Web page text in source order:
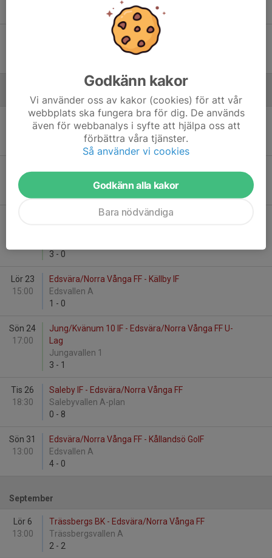
Edsvära/Norra Vånga FF U-Lag - Södra Härene IF
Holmavallen, Norra Vånga
Augusti
Mån 11
19:00
Edsvära/Norra Vånga FF - Lundsbrunns IF
Edsvallen A
13:00
Degeberg IP A-plan
Edsvära/Norra Vånga FF U-Lag -
3 - 0
Lör 23
15:00
Edsvära/Norra Vånga FF - Källby IF
Edsvallen A
1 - 0
Sön 24
17:00
Jung/Kvänum 10 IF - Edsvära/Norra Vånga FF U-
Lag
Jungavallen 1
3 - 1
Tis 26
18:30
Saleby IF - Edsvära/Norra Vånga FF
Salebyvallen A-plan
0 - 8
Sön 31
13:00
Edsvära/Norra Vånga FF - Kållandsö GoIF
Edsvallen A
4 - 0
September
Lör 6
13:00
Trässbergs BK - Edsvära/Norra Vånga FF
Trässbergsvallen A
2 - 2
Godkänn kakor
Vi använder oss av kakor (cookies) för att vår
webbplats ska fungera bra för dig. De används
även för webbanalys i syfte att hjälpa oss att
förbättra våra tjänster.
Så använder vi cookies
Godkänn alla kakor
Bara nödvändiga